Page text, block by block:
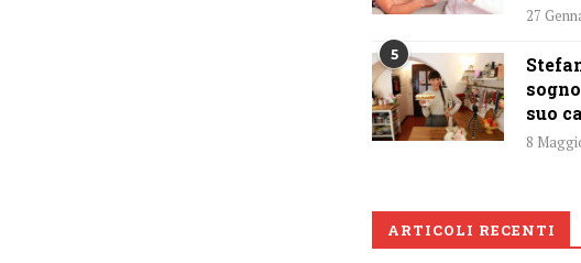
27
5
suo
8
ARTICOLI RECENTI